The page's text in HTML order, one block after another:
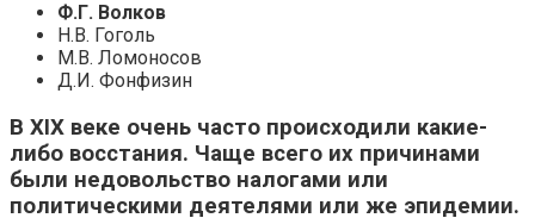
Ф.Г. Волков
Н.В. Гоголь
М.В. Ломоносов
Д.И. Фонфизин
В XIX веке очень часто происходили какие-
либо восстания. Чаще всего их причинами
были недовольство налогами или
политическими деятелями или же эпидемии.